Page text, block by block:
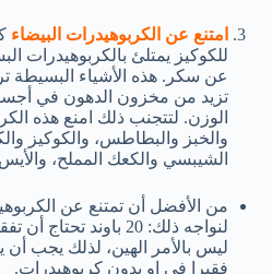
امتنع عن الكربوهيدرات البيضاء
للكوكيز يمتلئ بالكربوهيدرات
عن سكر. هذه الأشياء البسيطة
تزيد من مخزون الدهون في
الوزن. لتتجنب ذلك امنع هذه
والخبز والبطاطس، والكوكيز
الشيبسي والكعك المملح،
من الأفضل أن تمتنع عن
لنواجه ذلك: 20 باوند
ليس بالأمر الهين، لذلك يجب أن
فقيرا في او بدون كربوهيدرات.